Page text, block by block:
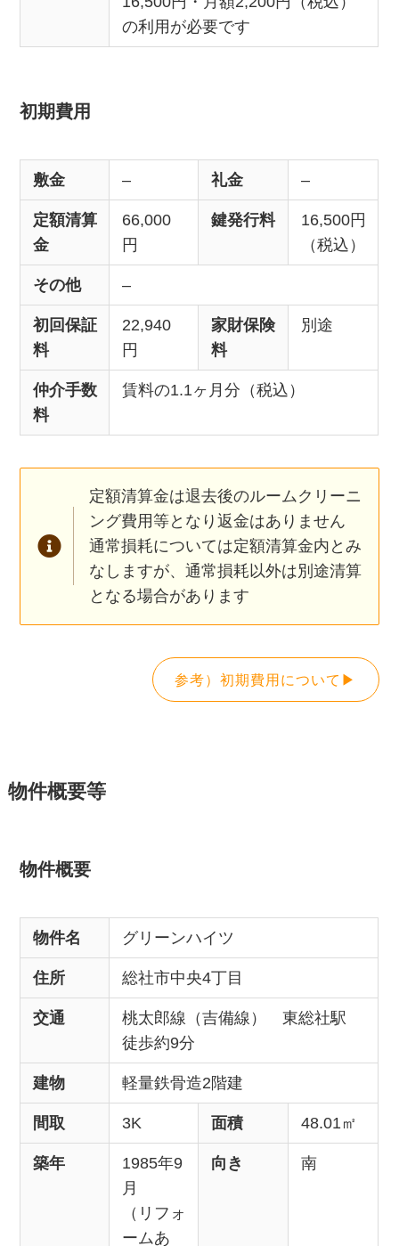
の利用が必要です
初期費用
敷金 – 礼金 –
定額清算
金
66,000
円
鍵発行料
16,500円
（税込）
その他 –
初回保証
料
22,940
円
家財保険
料
別途
仲介手数
料
賃料の1.1ヶ月分（税込）
定額清算金は退去後のルームクリーニ
ング費用等となり返金はありません
通常損耗については定額清算金内とみ
なしますが、通常損耗以外は別途清算
となる場合があります
参考）初期費用について▶
物件概要等
物件概要
物件名 グリーンハイツ
住所 総社市中央4丁目
交通
桃太郎線（吉備線） 東総社駅
徒歩約9分
建物 軽量鉄骨造2階建
間取 3K 面積 48.01㎡
築年
1985年9
月
（リフォ
ームあ
向き 南